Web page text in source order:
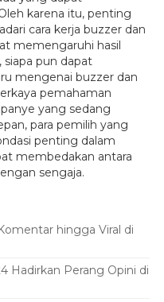
karena itu, penting
cara kerja buzzer dan
memengaruhi hasil
pun dapat
mengenai buzzer dan
pemahaman
yang sedang
para pemilih yang
penting dalam
membedakan antara
sengaja.
hingga Viral di
Hadirkan Perang Opini di